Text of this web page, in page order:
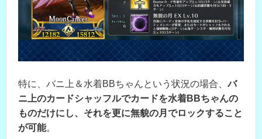
特に、バニ上＆水着BBちゃんという状況の場合、バ
ニ上のカードシャッフルでカードを水着BBちゃんの
ものだけにし、それを更に無貌の月でロックすること
が可能。